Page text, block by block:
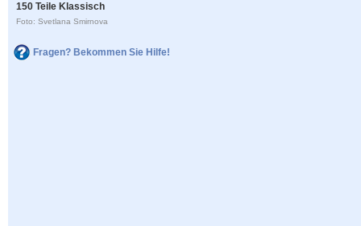
150 Teile Klassisch
Foto: Svetlana Smirnova
Fragen? Bekommen Sie Hilfe!